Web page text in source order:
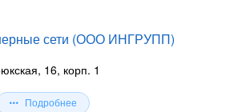
сети (ООО ИНГРУПП)
16, корп. 1
Подробнее